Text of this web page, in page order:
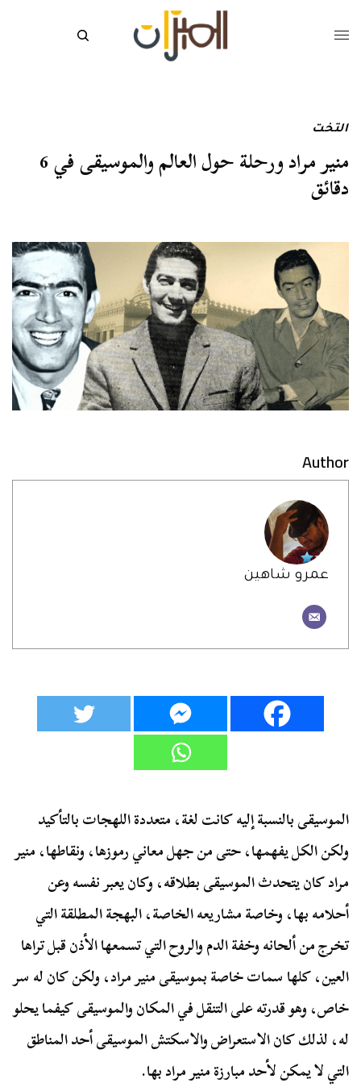
التخت
منير مراد ورحلة حول العالم والموسيقى في 6
دقائق
Author
عمرو شاهين
الموسيقى بالنسبة إليه كانت لغة، متعددة اللهجات بالتأكيد
ولكن الكل يفهمها، حتى من جهل معاني رموزها، ونقاطها، منير
مراد كان يتحدث الموسيقى بطلاقه، وكان يعبر نفسه وعن
أحلامه بها، وخاصة مشاريعه الخاصة، البهجة المطلقة التي
تخرج من ألحانه وخفة الدم والروح التي تسمعها الأذن قبل تراها
العين، كلها سمات خاصة بموسيقى منير مراد، ولكن كان له سر
خاص، وهو قدرته على التنقل في المكان والموسيقى كيفما يحلو
له، لذلك كان الاستعراض والاسكتش الموسيقى أحد المناطق
التي لا يمكن لأحد مبارزة منير مراد بها.